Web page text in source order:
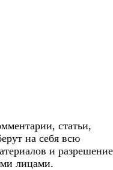
статьи,
на себя всю
и разрешение
лицами.